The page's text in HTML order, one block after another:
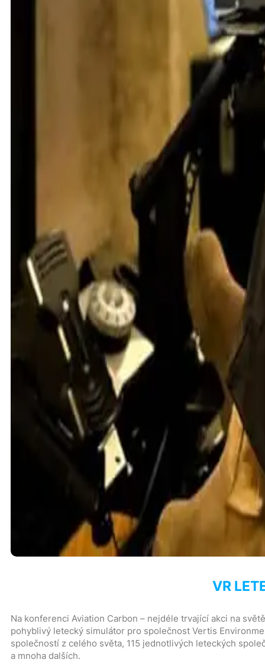
VR
Na konferenci Aviation Carbon – nejdéle trvající akci na
pohyblivý letecký simulátor pro společnost Vertis
společností z celého světa, 115 jednotlivých leteckých
a mnoha dalších.